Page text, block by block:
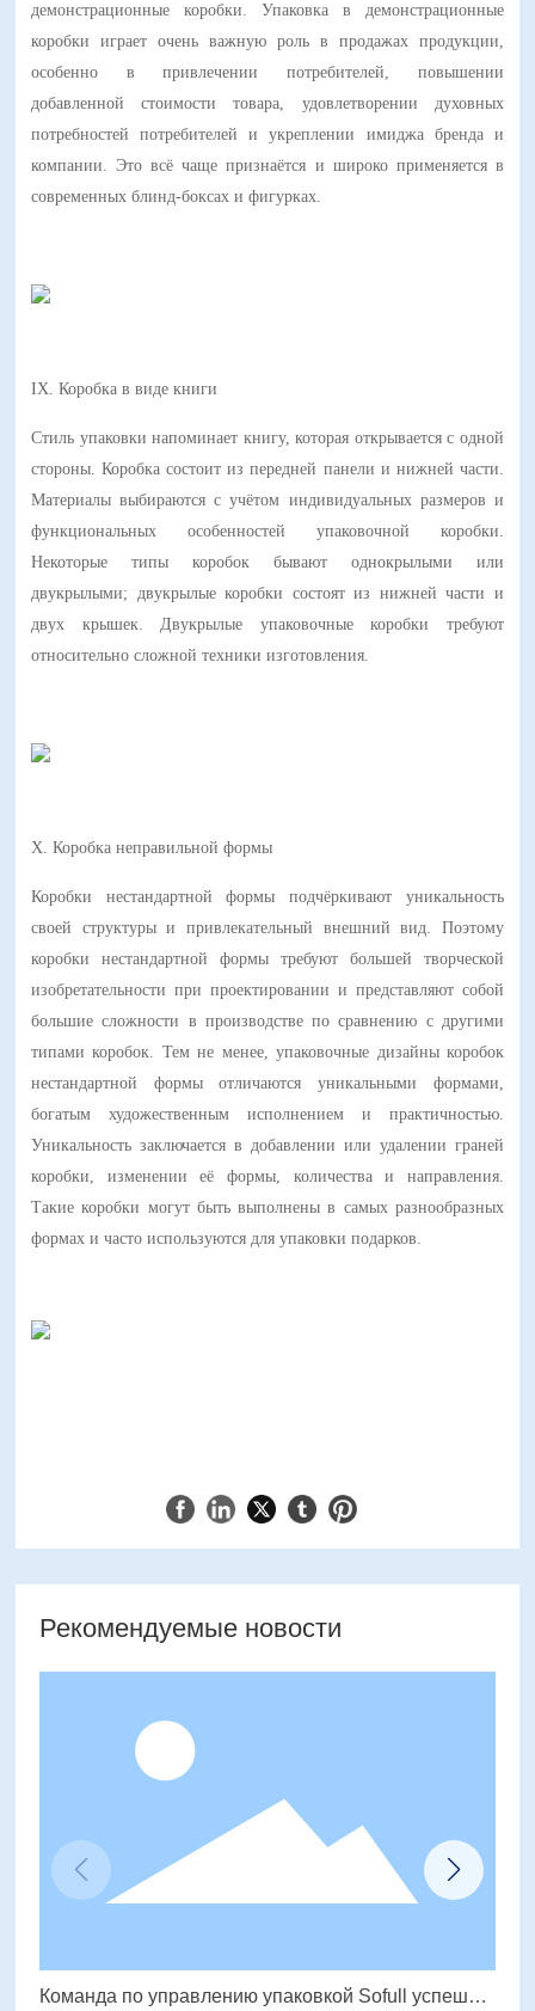
демонстрационные коробки. Упаковка в демонстрационные
коробки играет очень важную роль в продажах продукции,
особенно в привлечении потребителей, повышении
добавленной стоимости товара, удовлетворении духовных
потребностей потребителей и укреплении имиджа бренда и
компании. Это всё чаще признаётся и широко применяется в
современных блинд-боксах и фигурках.
IX. Коробка в виде книги
Стиль упаковки напоминает книгу, которая открывается с одной
стороны. Коробка состоит из передней панели и нижней части.
Материалы выбираются с учётом индивидуальных размеров и
функциональных особенностей упаковочной коробки.
Некоторые типы коробок бывают однокрылыми или
двукрылыми; двукрылые коробки состоят из нижней части и
двух крышек. Двукрылые упаковочные коробки требуют
относительно сложной техники изготовления.
X. Коробка неправильной формы
Коробки нестандартной формы подчёркивают уникальность
своей структуры и привлекательный внешний вид. Поэтому
коробки нестандартной формы требуют большей творческой
изобретательности при проектировании и представляют собой
большие сложности в производстве по сравнению с другими
типами коробок. Тем не менее, упаковочные дизайны коробок
нестандартной формы отличаются уникальными формами,
богатым художественным исполнением и практичностью.
Уникальность заключается в добавлении или удалении граней
коробки, изменении её формы, количества и направления.
Такие коробки могут быть выполнены в самых разнообразных
формах и часто используются для упаковки подарков.
Рекомендуемые новости
Команда по управлению упаковкой Sofull успешно